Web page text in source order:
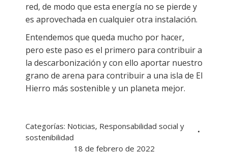
red, de modo que esta energía no se pierde y
es aprovechada en cualquier otra instalación.
Entendemos que queda mucho por hacer,
pero este paso es el primero para contribuir a
la descarbonización y con ello aportar nuestro
grano de arena para contribuir a una isla de El
Hierro más sostenible y un planeta mejor.
Categorías: Noticias, Responsabilidad social y
sostenibilidad
18 de febrero de 2022